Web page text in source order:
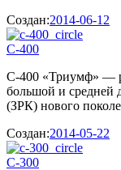
Создан:2014-06-12
С-400
С-400 «Триумф» —
большой и средней
(ЗРК) нового
Создан:2014-05-22
С-300